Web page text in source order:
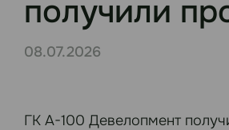
получили
08.07.2026
ГК А-100 Девелопмент